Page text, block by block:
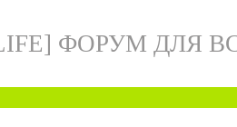
ФОРУМ ДЛЯ